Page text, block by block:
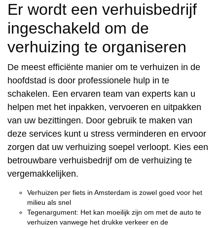
Er wordt een verhuisbedrijf
ingeschakeld om de
verhuizing te organiseren
De meest efficiënte manier om te verhuizen in de
hoofdstad is door professionele hulp in te
schakelen. Een ervaren team van experts kan u
helpen met het inpakken, vervoeren en uitpakken
van uw bezittingen. Door gebruik te maken van
deze services kunt u stress verminderen en ervoor
zorgen dat uw verhuizing soepel verloopt. Kies een
betrouwbare verhuisbedrijf om de verhuizing te
vergemakkelijken.
Verhuizen per fiets in Amsterdam is zowel goed voor het
milieu als snel
Tegenargument: Het kan moeilijk zijn om met de auto te
verhuizen vanwege het drukke verkeer en de